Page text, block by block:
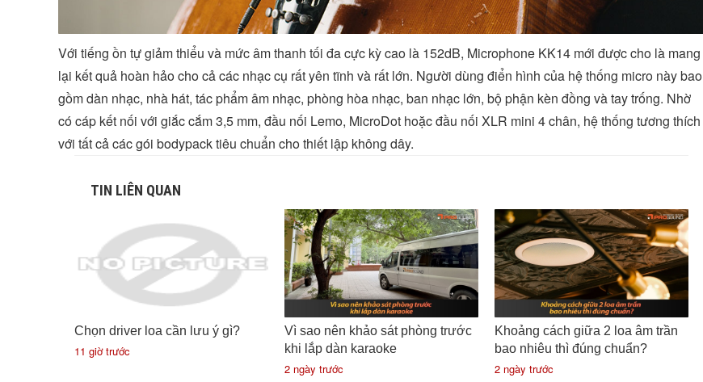
Với tiếng ồn tự giảm thiểu và mức âm thanh tối đa cực kỳ cao là 152dB, Microphone KK14 mới được cho là mang
lại kết quả hoàn hảo cho cả các nhạc cụ rất yên tĩnh và rất lớn. Người dùng điển hình của hệ thống micro này bao
gồm dàn nhạc, nhà hát, tác phẩm âm nhạc, phòng hòa nhạc, ban nhạc lớn, bộ phận kèn đồng và tay trống. Nhờ
có cáp kết nối với giắc cắm 3,5 mm, đầu nối Lemo, MicroDot hoặc đầu nối XLR mini 4 chân, hệ thống tương thích
với tất cả các gói bodypack tiêu chuẩn cho thiết lập không dây.
TIN LIÊN QUAN
Chọn driver loa cần lưu ý gì?
11 giờ trước
Vì sao nên khảo sát phòng trước
khi lắp dàn karaoke
2 ngày trước
Khoảng cách giữa 2 loa âm trần
bao nhiêu thì đúng chuẩn?
2 ngày trước